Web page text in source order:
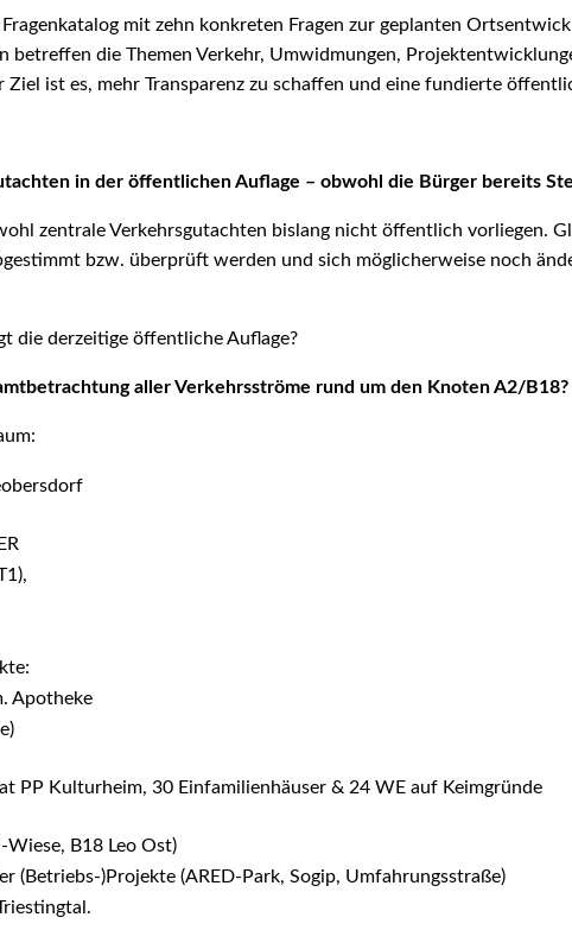
mit zehn konkreten Fragen zur geplanten
die Themen Verkehr, Umwidmungen,
Ziel ist es, mehr Transparenz zu schaffen und eine fundierte
in der öffentlichen Auflage – obwohl die Bürger bereits
zentrale Verkehrsgutachten bislang nicht öffentlich vorliegen.
bzw. überprüft werden und sich möglicherweise noch
die derzeitige öffentliche Auflage?
aller Verkehrsströme rund um den Knoten A2/B18?
Apotheke
PP Kulturheim, 30 Einfamilienhäuser & 24 WE auf Keimgründe
B18 Leo Ost)
(Betriebs-)Projekte (ARED-Park, Sogip, Umfahrungsstraße)